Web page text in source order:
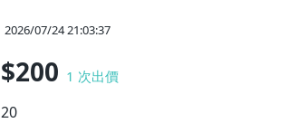
2026/07/24 21:03:37
$200 1 次出價
20